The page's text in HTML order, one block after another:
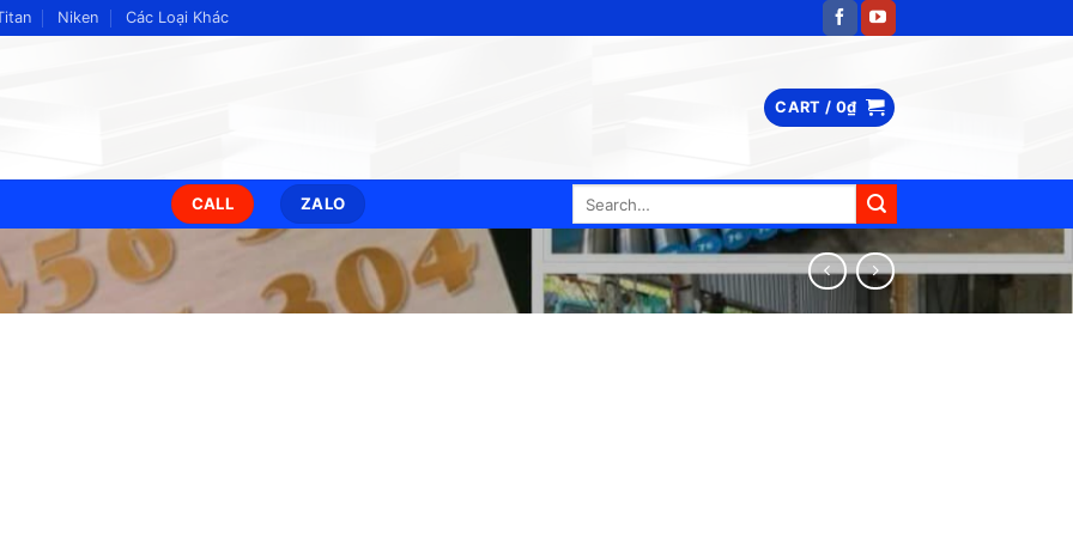
Niken Các Loại Khác
CART / 0₫
CALL ZALO